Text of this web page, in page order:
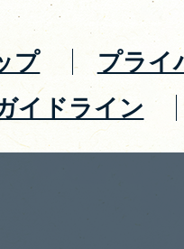
プ
プライ
イドライン